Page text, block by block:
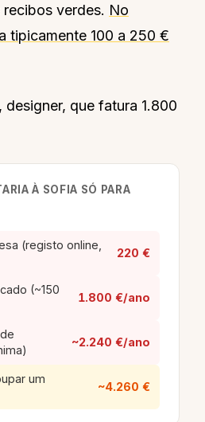
verdes. No
tipicamente 100 a 250 €
que fatura 1.800
À SOFIA SÓ PARA
(registo online,
220 €
(~150
1.800 €/ano
~2.240 €/ano
um
~4.260 €